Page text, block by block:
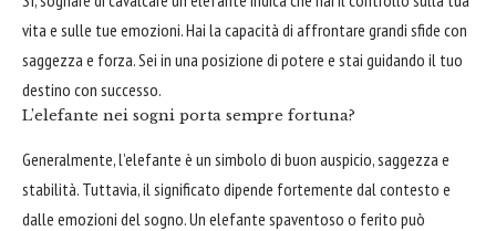
vita e sulle tue emozioni. Hai la capacità di affrontare grandi sfide con
saggezza e forza. Sei in una posizione di potere e stai guidando il tuo
destino con successo.
L’elefante nei sogni porta sempre fortuna?
Generalmente, l’elefante è un simbolo di buon auspicio, saggezza e
stabilità. Tuttavia, il significato dipende fortemente dal contesto e
dalle emozioni del sogno. Un elefante spaventoso o ferito può